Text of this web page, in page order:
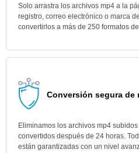
Solo arrastra los archivos mp4 a la
registro, correo electrónico o marca
convertirlos a más de 250 formatos
Conversión segura de
Eliminamos los archivos mp4
convertidos después de 24 horas.
están garantizadas con un nivel